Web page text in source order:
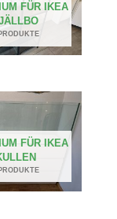
FÜR IKEA
FÜR IKEA